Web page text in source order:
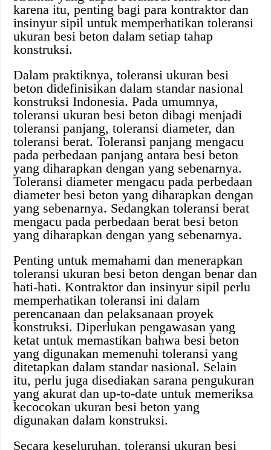
karena itu, penting bagi para kontraktor dan
insinyur sipil untuk memperhatikan toleransi
ukuran besi beton dalam setiap tahap
konstruksi.
Dalam praktiknya, toleransi ukuran besi
beton didefinisikan dalam standar nasional
konstruksi Indonesia. Pada umumnya,
toleransi ukuran besi beton dibagi menjadi
toleransi panjang, toleransi diameter, dan
toleransi berat. Toleransi panjang mengacu
pada perbedaan panjang antara besi beton
yang diharapkan dengan yang sebenarnya.
Toleransi diameter mengacu pada perbedaan
diameter besi beton yang diharapkan dengan
yang sebenarnya. Sedangkan toleransi berat
mengacu pada perbedaan berat besi beton
yang diharapkan dengan yang sebenarnya.
Penting untuk memahami dan menerapkan
toleransi ukuran besi beton dengan benar dan
hati-hati. Kontraktor dan insinyur sipil perlu
memperhatikan toleransi ini dalam
perencanaan dan pelaksanaan proyek
konstruksi. Diperlukan pengawasan yang
ketat untuk memastikan bahwa besi beton
yang digunakan memenuhi toleransi yang
ditetapkan dalam standar nasional. Selain
itu, perlu juga disediakan sarana pengukuran
yang akurat dan up-to-date untuk memeriksa
kecocokan ukuran besi beton yang
digunakan dalam konstruksi.
Secara keseluruhan, toleransi ukuran besi